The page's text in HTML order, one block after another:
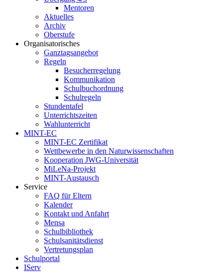
Mentoren
Aktuelles
Archiv
Oberstufe
Organisatorisches
Ganztagsangebot
Regeln
Besucherregelung
Kommunikation
Schulbuchordnung
Schulregeln
Stundentafel
Unterrichtszeiten
Wahlunterricht
MINT-EC
MINT-EC Zertifikat
Wettbewerbe in den Naturwissenschaften
Kooperation JWG-Universität
MiLeNa-Projekt
MINT-Austausch
Service
FAQ für Eltern
Kalender
Kontakt und Anfahrt
Mensa
Schulbibliothek
Schulsanitätsdienst
Vertretungsplan
Schulportal
IServ